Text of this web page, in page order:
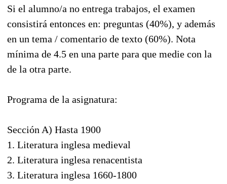
Si el alumno/a no entrega trabajos, el examen
consistirá entonces en: preguntas (40%), y además
en un tema / comentario de texto (60%). Nota
mínima de 4.5 en una parte para que medie con la
de la otra parte.
Programa de la asignatura:
Sección A) Hasta 1900
1. Literatura inglesa medieval
2. Literatura inglesa renacentista
3. Literatura inglesa 1660-1800